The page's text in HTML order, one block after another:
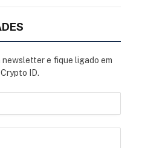
newsletter e fique ligado em
ID.